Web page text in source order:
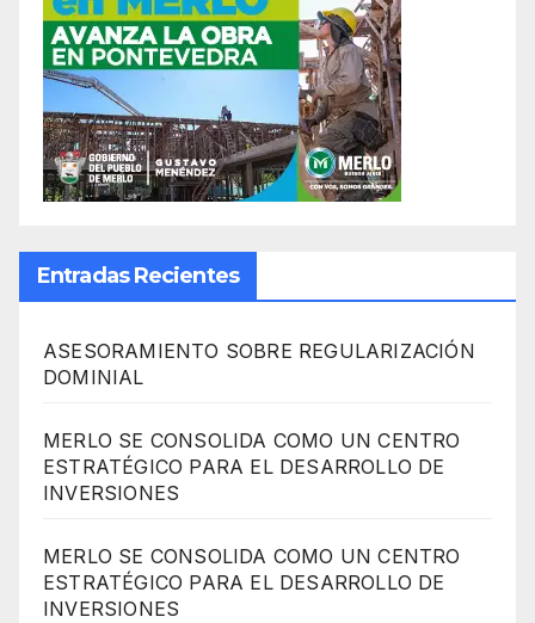
Entradas Recientes
ASESORAMIENTO SOBRE REGULARIZACIÓN
DOMINIAL
MERLO SE CONSOLIDA COMO UN CENTRO
ESTRATÉGICO PARA EL DESARROLLO DE
INVERSIONES
MERLO SE CONSOLIDA COMO UN CENTRO
ESTRATÉGICO PARA EL DESARROLLO DE
INVERSIONES